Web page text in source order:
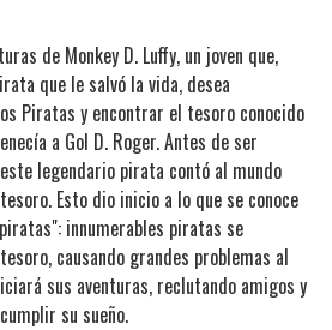
de Monkey D. Luffy, un joven que,
que le salvó la vida, desea
Piratas y encontrar el tesoro conocido
a Gol D. Roger. Antes de ser
legendario pirata contó al mundo
Esto dio inicio a lo que se conoce
innumerables piratas se
causando grandes problemas al
sus aventuras, reclutando amigos y
su sueño.